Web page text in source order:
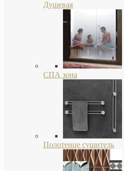
Душевая
СПА зона
Полотенце сушитель